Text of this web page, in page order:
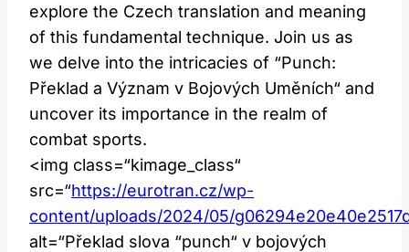
explore the Czech translation and meaning
of this‍ fundamental ‌technique. Join us as
we⁣ delve into the intricacies⁢ of ⁣“Punch:
‍Překlad a Význam⁢ v Bojových Uměních“ ⁢and
uncover its importance in the ⁣realm⁢ of
combat⁣ sports.
<img class=“kimage_class“⁢
src=“https://eurotran.cz/wp-
content/uploads/2024/05/
alt=“Překlad slova ‌“punch“ v bojových